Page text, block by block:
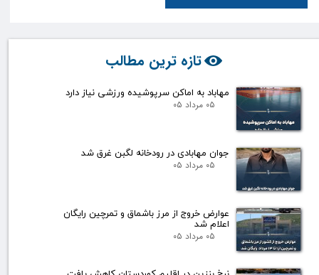
تازه ترین مطالب
مهاباد به اماکن سرپوشیده ورزشی نیاز دارد
۰۵ مرداد ۰۵
جوان مهابادی در رودخانه لگبن غرق شد
۰۵ مرداد ۰۵
عوارض خروج از مرز باشماق و تمرچین رایگان
اعلام شد
۰۵ مرداد ۰۵